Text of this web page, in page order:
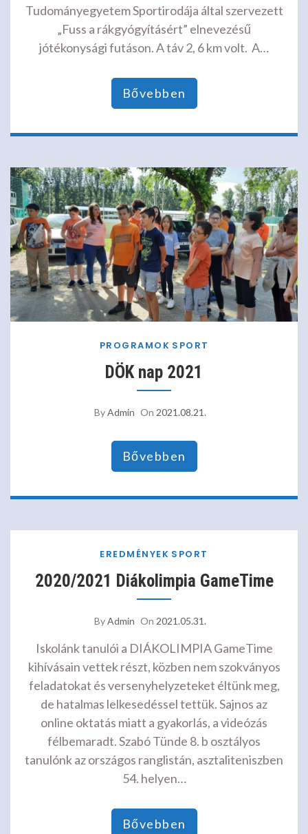
Tudományegyetem Sportirodája által szervezett
„Fuss a rákgyógyításért” elnevezésű
jótékonysági futáson. A táv 2, 6 km volt. A…
Bővebben
PROGRAMOK SPORT
DÖK nap 2021
ByAdmin On 2021.08.21.
Bővebben
EREDMÉNYEK SPORT
2020/2021 Diákolimpia GameTime
ByAdmin On 2021.05.31.
Iskolánk tanulói a DIÁKOLIMPIA GameTime
kihívásain vettek részt, közben nem szokványos
feladatokat és versenyhelyzeteket éltünk meg,
de hatalmas lelkesedéssel tettük. Sajnos az
online oktatás miatt a gyakorlás, a videózás
félbemaradt. Szabó Tünde 8. b osztályos
tanulónk az országos ranglistán, asztaliteniszben
54. helyen…
Bővebben